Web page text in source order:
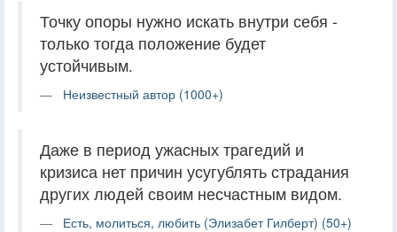
Точку опоры нужно искать внутри себя -
только тогда положение будет
устойчивым.
Неизвестный автор (1000+)
Даже в период ужасных трагедий и
кризиса нет причин усугублять страдания
других людей своим несчастным видом.
Есть, молиться, любить (Элизабет Гилберт) (50+)